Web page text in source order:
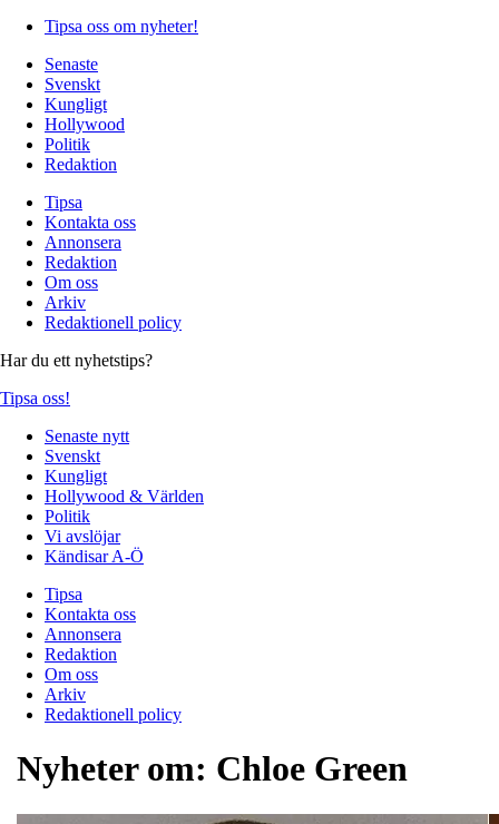
Tipsa oss om nyheter!
Senaste
Svenskt
Kungligt
Hollywood
Politik
Redaktion
Tipsa
Kontakta oss
Annonsera
Redaktion
Om oss
Arkiv
Redaktionell policy
Har du ett nyhetstips?
Tipsa oss!
Senaste nytt
Svenskt
Kungligt
Hollywood & Världen
Politik
Vi avslöjar
Kändisar A-Ö
Tipsa
Kontakta oss
Annonsera
Redaktion
Om oss
Arkiv
Redaktionell policy
Nyheter om: Chloe Green